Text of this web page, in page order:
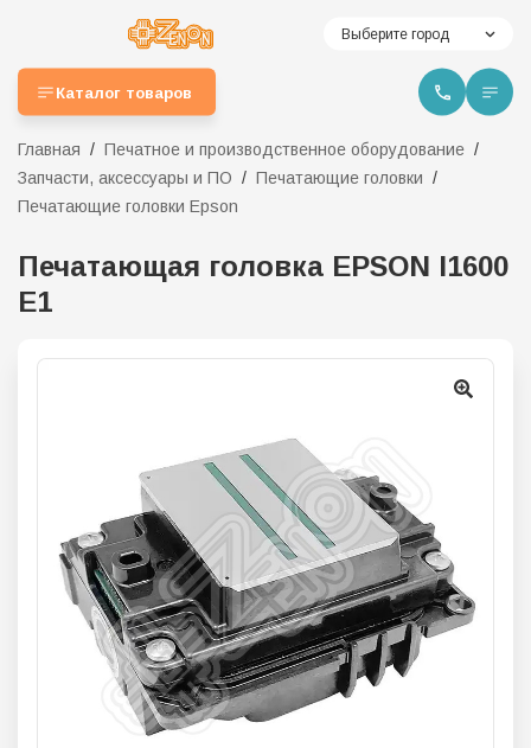
Выберите город
Каталог товаров
Главная
Печатное и производственное оборудование
Запчасти, аксессуары и ПО
Печатающие головки
Печатающие головки Epson
Печатающая головка EPSON I1600
E1